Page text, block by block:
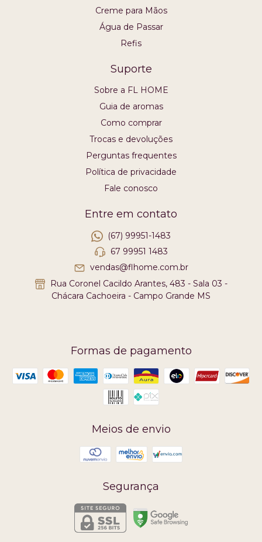
Creme para Mãos
Água de Passar
Refis
Suporte
Sobre a FL HOME
Guia de aromas
Como comprar
Trocas e devoluções
Perguntas frequentes
Política de privacidade
Fale conosco
Entre em contato
(67) 99951-1483
67 99951 1483
vendas@flhome.com.br
Rua Coronel Cacildo Arantes, 483 - Sala 03 -
Chácara Cachoeira - Campo Grande MS
Formas de pagamento
Meios de envio
Segurança